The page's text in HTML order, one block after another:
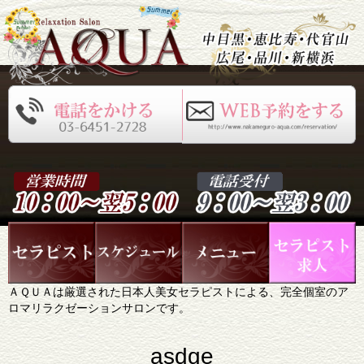
ＡＱＵＡは厳選された日本人美女セラピストによる、完全個室のア
ロマリラクゼーションサロンです。
asdge